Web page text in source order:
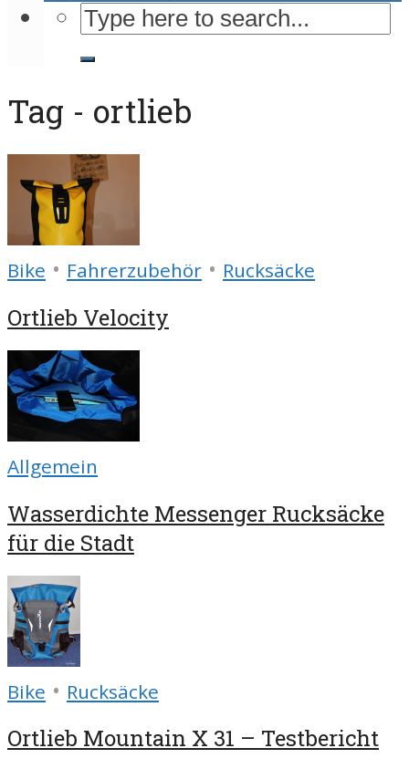
Tag - ortlieb
Bike • Fahrerzubehör • Rucksäcke
Ortlieb Velocity
Allgemein
Wasserdichte Messenger Rucksäcke
für die Stadt
Bike • Rucksäcke
Ortlieb Mountain X 31 – Testbericht